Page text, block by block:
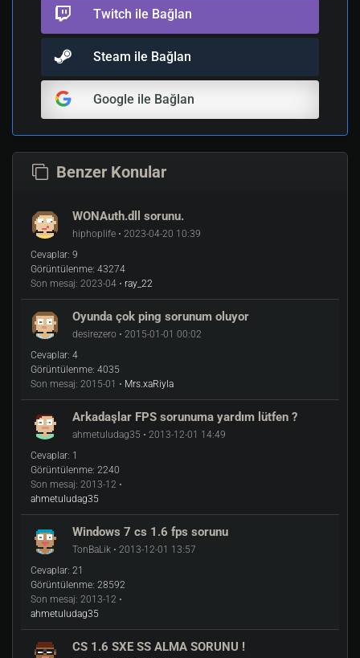
Twitch ile Bağlan
Steam ile Bağlan
Google ile Bağlan
Benzer Konular
WONAuth.dll sorunu.
hiphoplife • 2023-04-20 10:39
Cevaplar: 9
Görüntülenme: 43274
Son mesaj: 2023-04 • ray_22
Oyunda çok ping sorunum oluyor
desirezero • 2015-01-01 00:02
Cevaplar: 4
Görüntülenme: 4035
Son mesaj: 2015-01 • Mrs.xaRiyla
Arkadaşlar FPS sorunuma yardım lütfen ?
ahmetuludag35 • 2013-12-01 14:49
Cevaplar: 1
Görüntülenme: 2240
Son mesaj: 2013-12 •
ahmetuludag35
Windows 7 cs 1.6 fps sorunu
TonBaLik • 2013-12-01 13:57
Cevaplar: 21
Görüntülenme: 28592
Son mesaj: 2013-12 •
ahmetuludag35
CS 1.6 SXE SS ALMA SORUNU !